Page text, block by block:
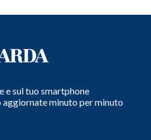
e sul tuo smartphone
minuto per minuto